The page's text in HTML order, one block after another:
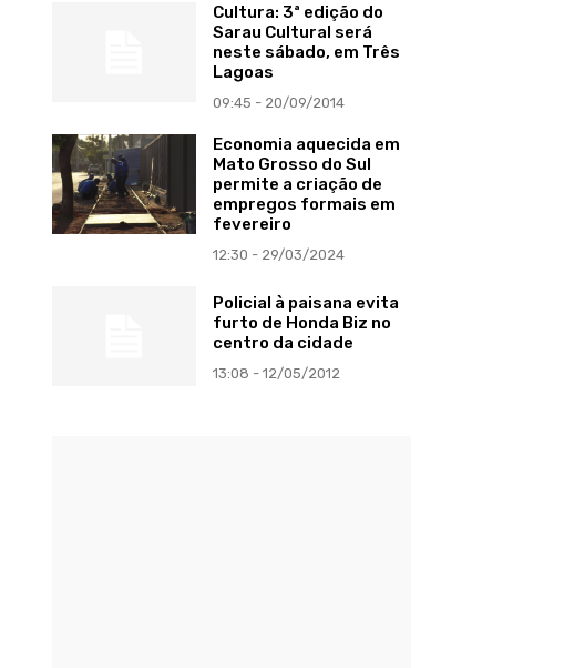
Cultura: 3ª edição do
Sarau Cultural será
neste sábado, em Três
Lagoas
09:45 - 20/09/2014
Economia aquecida em
Mato Grosso do Sul
permite a criação de
empregos formais em
fevereiro
12:30 - 29/03/2024
Policial à paisana evita
furto de Honda Biz no
centro da cidade
13:08 - 12/05/2012